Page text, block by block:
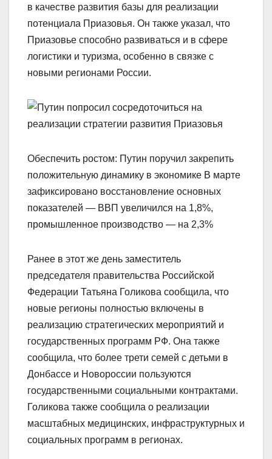
в качестве развития базы для реализации
потенциала Приазовья. Он также указал, что
Приазовье способно развиваться и в сфере
логистики и туризма, особенно в связке с
новыми регионами России.
Обеспечить ростом: Путин поручил закрепить
положительную динамику в экономике В марте
зафиксировано восстановление основных
показателей — ВВП увеличился на 1,8%,
промышленное производство — на 2,3%
Ранее в этот же день заместитель
председателя правительства Российской
Федерации Татьяна Голикова сообщила, что
новые регионы полностью включены в
реализацию стратегических мероприятий и
государственных программ РФ. Она также
сообщила, что более трети семей с детьми в
Донбассе и Новороссии пользуются
государственными социальными контрактами.
Голикова также сообщила о реализации
масштабных медицинских, инфраструктурных и
социальных программ в регионах.